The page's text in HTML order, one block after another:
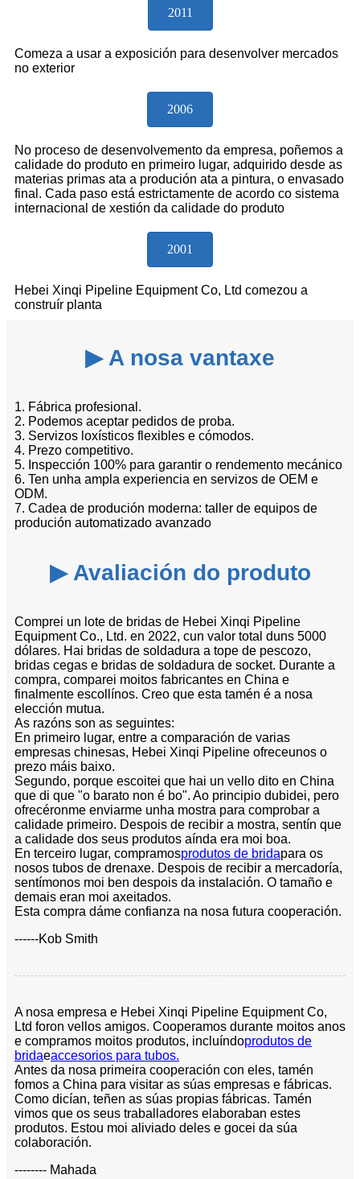
2011
Comeza a usar a exposición para desenvolver mercados
no exterior
2006
No proceso de desenvolvemento da empresa, poñemos a
calidade do produto en primeiro lugar, adquirido desde as
materias primas ata a produción ata a pintura, o envasado
final. Cada paso está estrictamente de acordo co sistema
internacional de xestión da calidade do produto
2001
Hebei Xinqi Pipeline Equipment Co, Ltd comezou a
construír planta
▶ A nosa vantaxe
1. Fábrica profesional.
2. Podemos aceptar pedidos de proba.
3. Servizos loxísticos flexibles e cómodos.
4. Prezo competitivo.
5. Inspección 100% para garantir o rendemento mecánico
6. Ten unha ampla experiencia en servizos de OEM e
ODM.
7. Cadea de produción moderna: taller de equipos de
produción automatizado avanzado
▶ Avaliación do produto
Comprei un lote de bridas de Hebei Xinqi Pipeline
Equipment Co., Ltd. en 2022, cun valor total duns 5000
dólares. Hai bridas de soldadura a tope de pescozo,
bridas cegas e bridas de soldadura de socket. Durante a
compra, comparei moitos fabricantes en China e
finalmente escollínos. Creo que esta tamén é a nosa
elección mutua.
As razóns son as seguintes:
En primeiro lugar, entre a comparación de varias
empresas chinesas, Hebei Xinqi Pipeline ofreceunos o
prezo máis baixo.
Segundo, porque escoitei que hai un vello dito en China
que di que "o barato non é bo". Ao principio dubidei, pero
ofrecéronme enviarme unha mostra para comprobar a
calidade primeiro. Despois de recibir a mostra, sentín que
a calidade dos seus produtos aínda era moi boa.
En terceiro lugar, compramosprodutos de bridapara os
nosos tubos de drenaxe. Despois de recibir a mercadoría,
sentímonos moi ben despois da instalación. O tamaño e
demais eran moi axeitados.
Esta compra dáme confianza na nosa futura cooperación.
------Kob Smith
A nosa empresa e Hebei Xinqi Pipeline Equipment Co,
Ltd foron vellos amigos. Cooperamos durante moitos anos
e compramos moitos produtos, incluíndoprodutos de
bridaeaccesorios para tubos.
Antes da nosa primeira cooperación con eles, tamén
fomos a China para visitar as súas empresas e fábricas.
Como dicían, teñen as súas propias fábricas. Tamén
vimos que os seus traballadores elaboraban estes
produtos. Estou moi aliviado deles e gocei da súa
colaboración.
-------- Mahada